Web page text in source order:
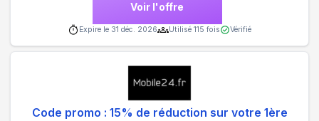
Voir l'offre
Expire le 31 déc. 2026 Utilisé 115 fois Vérifié
Code promo : 15% de réduction sur votre 1ère